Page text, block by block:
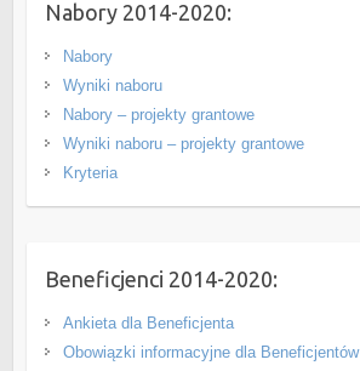
Nabory 2014-2020:
Nabory
Wyniki naboru
Nabory – projekty grantowe
Wyniki naboru – projekty grantowe
Kryteria
Beneficjenci 2014-2020:
Ankieta dla Beneficjenta
Obowiązki informacyjne dla Beneficjentów